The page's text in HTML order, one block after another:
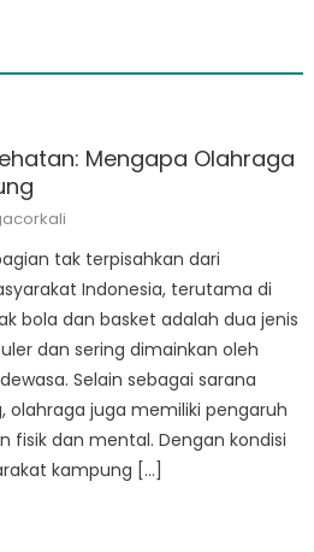
Mengapa Olahraga
tak terpisahkan dari
Indonesia, terutama di
bola dan basket adalah dua jenis
dan sering dimainkan oleh
Selain sebagai sarana
olahraga juga memiliki pengaruh
fisik dan mental. Dengan kondisi
kampung […]